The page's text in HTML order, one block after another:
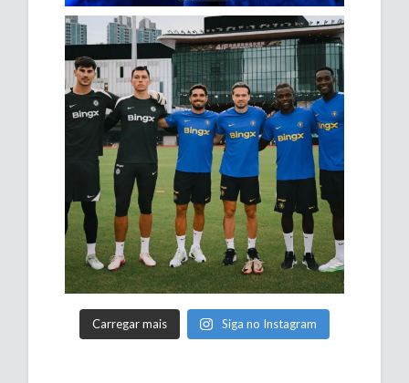
Carregar mais Siga no Instagram